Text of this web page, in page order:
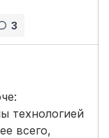
3
технологией
всего,